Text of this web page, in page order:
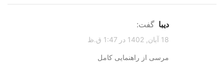
دیبا گفت:
18 آبان, 1402 در 1:47 ق.ظ
مرسی از راهنمایی کامل